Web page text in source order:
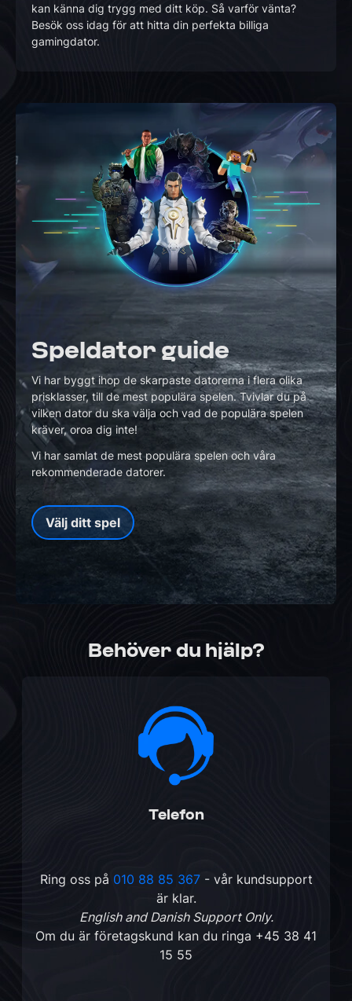
kan känna dig trygg med ditt köp. Så varför vänta?
Besök oss idag för att hitta din perfekta billiga
gamingdator.
Speldator guide
Vi har byggt ihop de skarpaste datorerna i flera olika
prisklasser, till de mest populära spelen. Tvivlar du på
vilken dator du ska välja och vad de populära spelen
kräver, oroa dig inte!
Vi har samlat de mest populära spelen och våra
rekommenderade datorer.
Välj ditt spel
Behöver du hjälp?
Telefon
Ring oss på 010 88 85 367- vår kundsupport
är klar.
English and Danish Support Only.
Om du är företagskund kan du ringa +45 38 41
15 55